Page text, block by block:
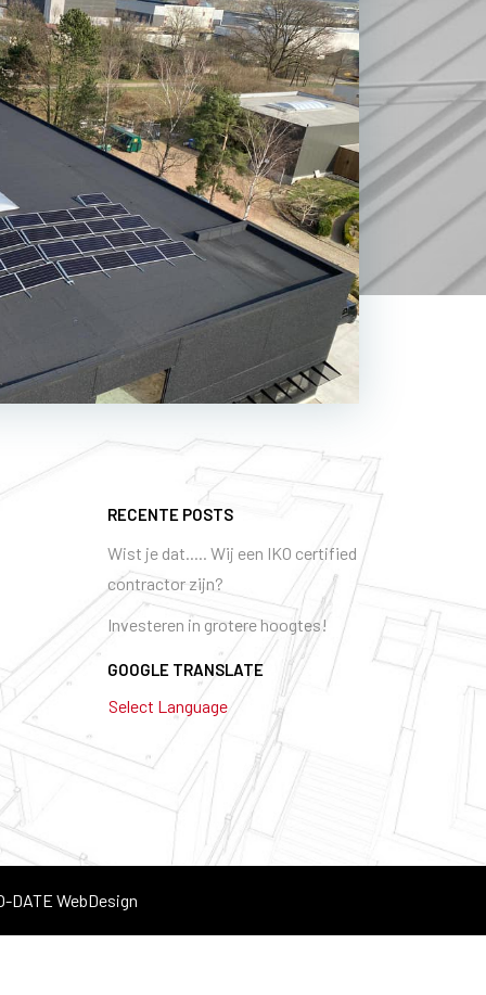
RECENTE POSTS
Wist je dat..... Wij een IKO certified
contractor zijn?
Investeren in grotere hoogtes!
GOOGLE TRANSLATE
Select Language
DATE WebDesign